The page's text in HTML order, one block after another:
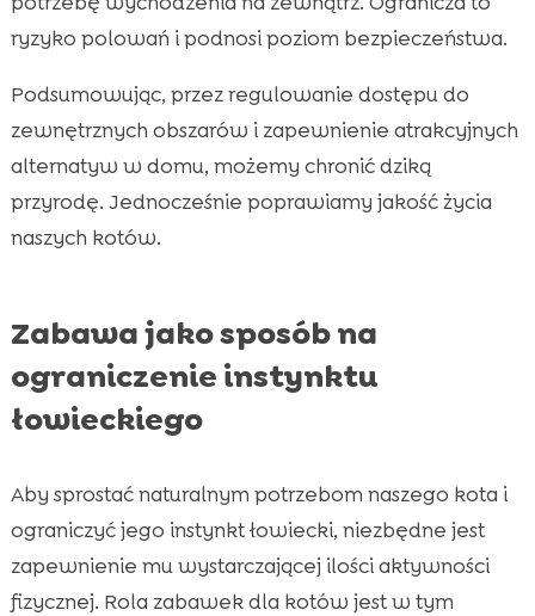
ryzyko polowań i podnosi poziom bezpieczeństwa.
Podsumowując, przez regulowanie dostępu do
zewnętrznych obszarów i zapewnienie atrakcyjnych
alternatyw w domu, możemy chronić dziką
przyrodę. Jednocześnie poprawiamy jakość życia
naszych kotów.
Zabawa jako sposób na
ograniczenie instynktu
łowieckiego
Aby sprostać naturalnym potrzebom naszego kota i
ograniczyć jego instynkt łowiecki, niezbędne jest
zapewnienie mu wystarczającej ilości aktywności
fizycznej. Rola zabawek dla kotów jest w tym